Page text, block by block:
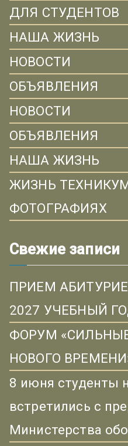
ДЛЯ СТУДЕНТОВ
НАША ЖИЗНЬ
НОВОСТИ
ОБЪЯВЛЕНИЯ
НОВОСТИ
ОБЪЯВЛЕНИЯ
НАША ЖИЗНЬ
ЖИЗНЬ
ФОТОГРАФИЯХ
Свежие записи
ПРИЕМ
2027 УЧЕБНЫЙ
ФОРУМ
НОВОГО
8 июня студенты
встретились с
Министерства